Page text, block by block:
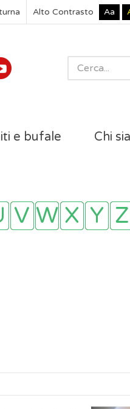
Alto Contrasto Aa
e bufale Chi